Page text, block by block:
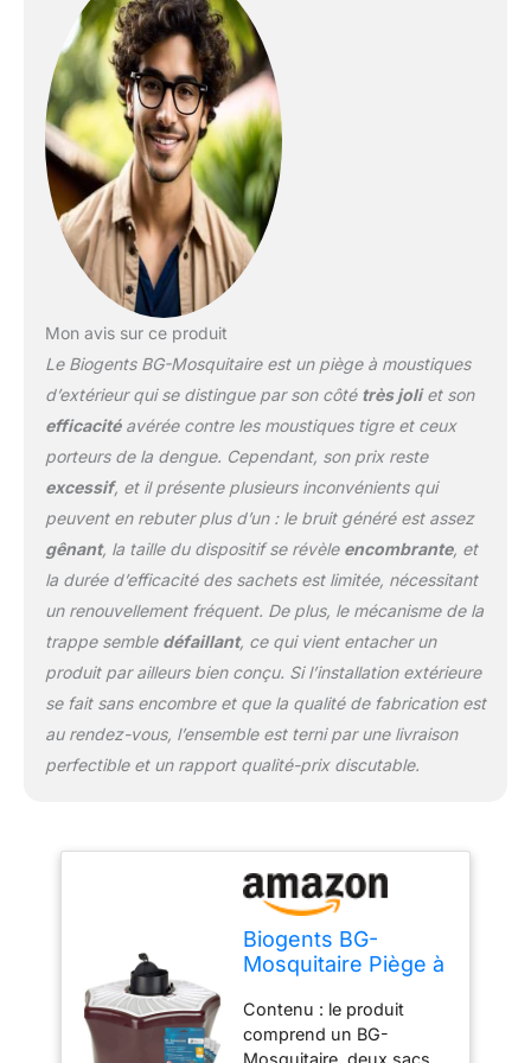
moustique tigre asiatique
et le moustique de la
fièvre jaune sont
porteurs de maladies
dangereuses telles que la
dengue, le zika, etc. Ce
piège a été développé
pour lutter contre ces
espèces Utilisation :
l'attrape-moustique doit
être placé à l'extérieur
les moustiques avant
qu'ils n'atteignent la
terrasse ; une connexion
électrique est nécessaire
Extension : ce produit
est efficace combiné
avec le set BG-Booster et
CO2 ; le CO2 attire
moustiques, ce qui rend
ce piège efficace contre
d'autres types de
moustiques BIOGENTS:
Nos produits gardent la
population de
moustiques sous
contrôle ; combat les
Mon avis sur ce produit
Le Biogents BG-Mosquitaire est un piège à moustiques
d’extérieur qui se distingue par son côté très joliet son
efficacitéavérée contre les moustiques tigre et ceux
porteurs de la dengue. Cependant, son prix reste
excessif, et il présente plusieurs inconvénients qui
peuvent en rebuter plus d’un : le bruit généré est assez
gênant, la taille du dispositif se révèle encombrante, et
la durée d’efficacité des sachets est limitée, nécessitant
un renouvellement fréquent. De plus, le mécanisme de la
trappe semble défaillant, ce qui vient entacher un
produit par ailleurs bien conçu. Si l’installation extérieure
se fait sans encombre et que la qualité de fabrication est
au rendez-vous, l’ensemble est terni par une livraison
perfectible et un rapport qualité-prix discutable.
Biogents BG-
Mosquitaire Piège à
écologique
d'extérieur Contre
Contenu : le produit
comprend un BG-